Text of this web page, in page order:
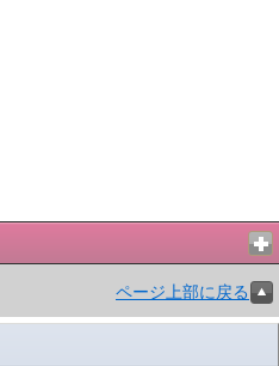
ページ上部に戻る